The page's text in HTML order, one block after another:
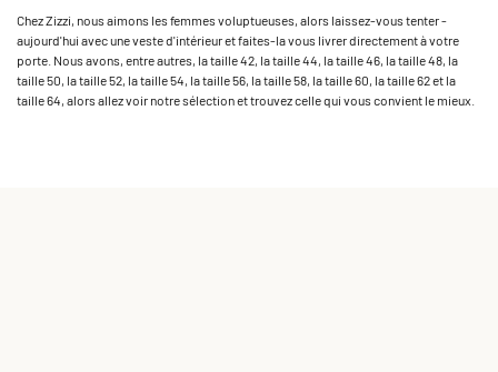
Chez Zizzi, nous aimons les femmes voluptueuses, alors­ laissez-vous tenter ­
aujourd'hui avec une veste d'intérieur et faites-la vous livrer directement à votre
porte. Nous avons, entre autres, la taille 42, la taille 44, la taille 46, la taille 48,­ la
taille 50,­ la taille 52, ­la taille 54,­ la taille 56,­ la taille 58,­ la taille 60,­ la taille 62 et la
taille 64, alors ­allez voir­ notre sélection et trouvez celle qui vous convient le mieux.